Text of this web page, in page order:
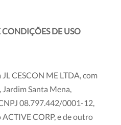
CONDIÇÕES DE USO
CESCON ME LTDA, com
Jardim Santa Mena,
08.797.442/0001-12,
CORP, e de outro